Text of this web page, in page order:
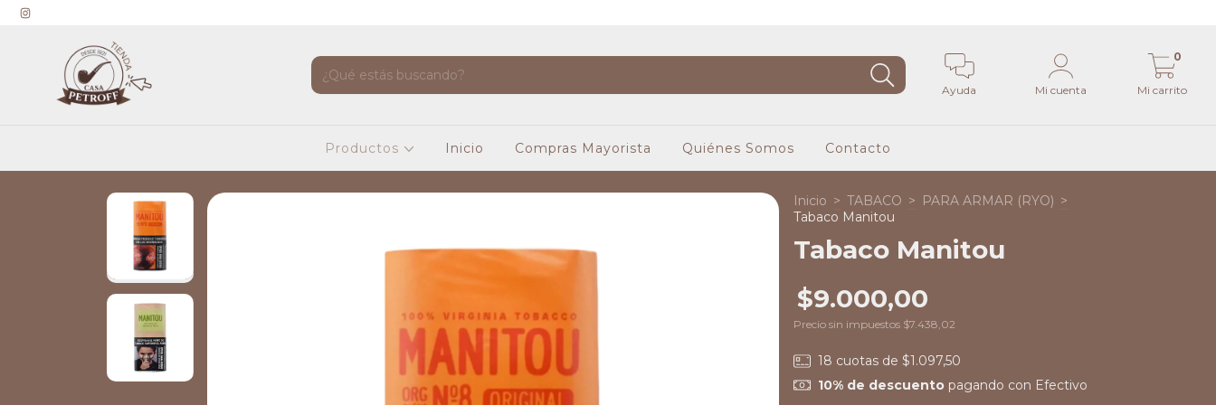
Ayuda Mi cuenta Mi carrito
0
Productos Inicio Compras Mayorista Quiénes Somos Contacto
Inicio > TABACO > PARA ARMAR (RYO) >
Tabaco Manitou
Tabaco Manitou
$9.000,00
Precio sin impuestos $7.438,02
18 cuotas de $1.097,50
10% de descuentopagando con Efectivo